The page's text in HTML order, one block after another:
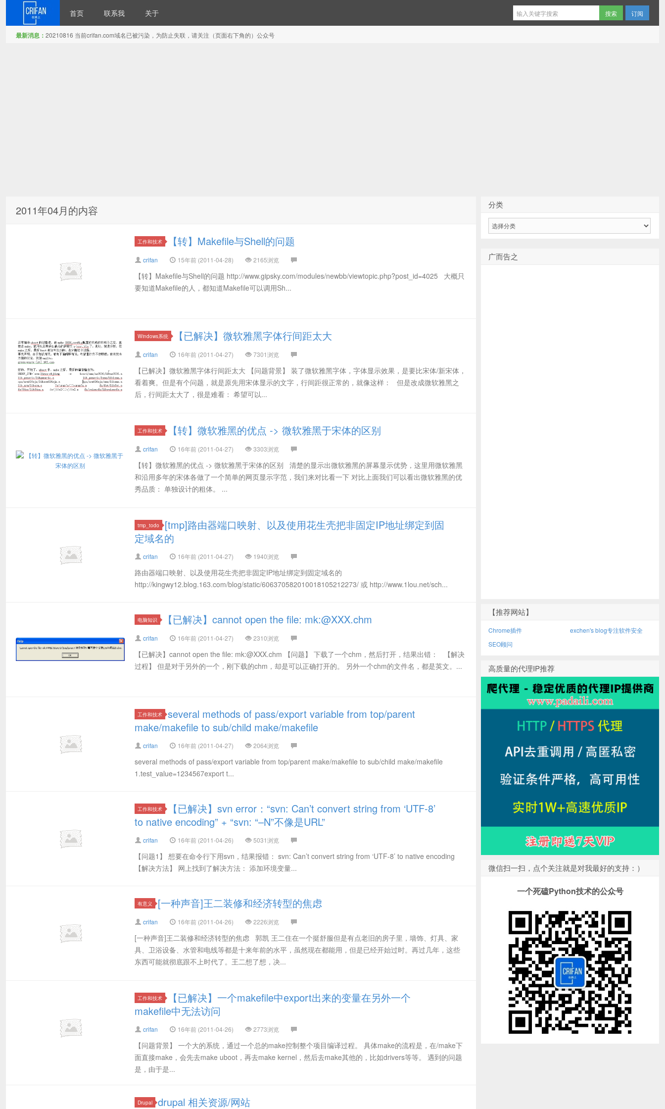
首页 联系我 关于 订阅
最新消息： 20210816 当前crifan.com域名已被污染，为防止失联，请关注（页面右下角的）公众号
2011年04月的内容
工作和技术 【转】Makefile与Shell的问题
crifan 15年前 (2011-04-28) 2165浏览
【转】Makefile与Shell的问题 http://www.gipsky.com/modules/newbb/viewtopic.php?post_id=4025 大概只
要知道Makefile的人，都知道Makefile可以调用Sh...
Windows系统 【已解决】微软雅黑字体行间距太大
crifan 16年前 (2011-04-27) 7301浏览
【已解决】微软雅黑字体行间距太大 【问题背景】 装了微软雅黑字体，字体显示效果，是要比宋体/新宋体，
看着爽。但是有个问题，就是原先用宋体显示的文字，行间距很正常的，就像这样： 但是改成微软雅黑之
后，行间距太大了，很是难看： 希望可以...
工作和技术 【转】微软雅黑的优点 -> 微软雅黑于宋体的区别
crifan 16年前 (2011-04-27) 3303浏览
【转】微软雅黑的优点 -> 微软雅黑于宋体的区别 清楚的显示出微软雅黑的屏幕显示优势，这里用微软雅黑
和沿用多年的宋体各做了一个简单的网页显示字范，我们来对比看一下 对比上面我们可以看出微软雅黑的优
秀品质： 单独设计的粗体。 ...
tmp_todo
[tmp]路由器端口映射、以及使用花生壳把非固定IP地址绑定到固
定域名的
crifan 16年前 (2011-04-27) 1940浏览
路由器端口映射、以及使用花生壳把非固定IP地址绑定到固定域名的
http://kingwy12.blog.163.com/blog/static/606370582010018105212273/ 或 http://www.1lou.net/sch...
电脑知识 【已解决】cannot open the file: mk:@XXX.chm
crifan 16年前 (2011-04-27) 2310浏览
【已解决】cannot open the file: mk:@XXX.chm 【问题】 下载了一个chm，然后打开，结果出错： 【解决
过程】 但是对于另外的一个，刚下载的chm，却是可以正确打开的。 另外一个chm的文件名，都是英文。...
工作和技术
several methods of pass/export variable from top/parent
make/makefile to sub/child make/makefile
crifan 16年前 (2011-04-27) 2064浏览
several methods of pass/export variable from top/parent make/makefile to sub/child make/makefile
1.test_value=1234567export t...
工作和技术
【已解决】svn error：“svn: Can’t convert string from ‘UTF-8’
to native encoding” + “svn: “–N”不像是URL”
crifan 16年前 (2011-04-26) 5031浏览
【问题1】 想要在命令行下用svn，结果报错： svn: Can’t convert string from ‘UTF-8’ to native encoding
【解决方法】 网上找到了解决方法： 添加环境变量...
有意义 [一种声音]王二装修和经济转型的焦虑
crifan 16年前 (2011-04-26) 2226浏览
[一种声音]王二装修和经济转型的焦虑 郭凯 王二住在一个挺舒服但是有点老旧的房子里，墙饰、灯具、家
具、卫浴设备、水管和电线等都是十来年前的水平，虽然现在都能用，但是已经开始过时。再过几年，这些
东西可能就彻底跟不上时代了。王二想了想，决...
工作和技术
【已解决】一个makefile中export出来的变量在另外一个
makefile中无法访问
crifan 16年前 (2011-04-26) 2773浏览
【问题背景】 一个大的系统，通过一个总的make控制整个项目编译过程。 具体make的流程是，在/make下
面直接make，会先去make uboot，再去make kernel，然后去make其他的，比如drivers等等。 遇到的问题
是，由于是...
Drupal drupal 相关资源/网站
分类
广而告之
【推荐网站】
Chrome插件
exchen's blog专注软件安全
SEO顾问
高质量的代理IP推荐
微信扫一扫，点个关注就是对我最好的支持：）
一个死磕Python技术的公众号